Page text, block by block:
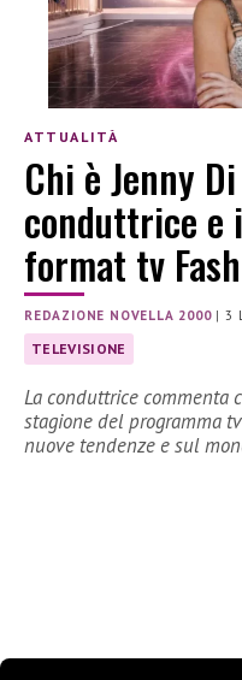
ATTUALITÀ
Chi è Jenny
conduttrice e
format tv
REDAZIONE NOVELLA 2000|3
TELEVISIONE
La conduttrice commenta
stagione del programma
nuove tendenze e sul